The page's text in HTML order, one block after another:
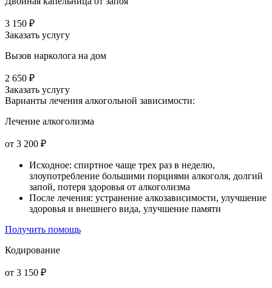
3 150 ₽
Заказать услугу
Вызов нарколога на дом
2 650 ₽
Заказать услугу
Варианты лечения алкогольной зависимости:
Лечение алкоголизма
от 3 200 ₽
Исходное: спиртное чаще трех раз в неделю,
злоупотребление большими порциями алкоголя, долгий
запой, потеря здоровья от алкоголизма
После лечения: устранение алкозависимости, улучшение
здоровья и внешнего вида, улучшение памяти
Получить помощь
Кодирование
от 3 150 ₽